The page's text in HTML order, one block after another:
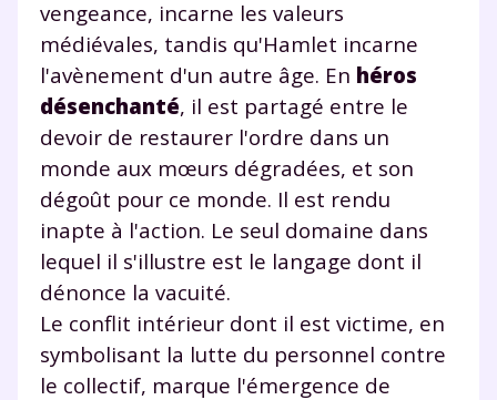
vengeance, incarne les valeurs
médiévales, tandis qu'Hamlet incarne
l'avènement d'un autre âge. En héros
désenchanté, il est partagé entre le
devoir de restaurer l'ordre dans un
monde aux mœurs dégradées, et son
dégoût pour ce monde. Il est rendu
inapte à l'action. Le seul domaine dans
lequel il s'illustre est le langage dont il
dénonce la vacuité.
Le conflit intérieur dont il est victime, en
symbolisant la lutte du personnel contre
le collectif, marque l'émergence de